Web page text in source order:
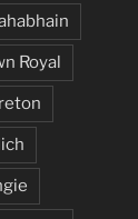
Royal